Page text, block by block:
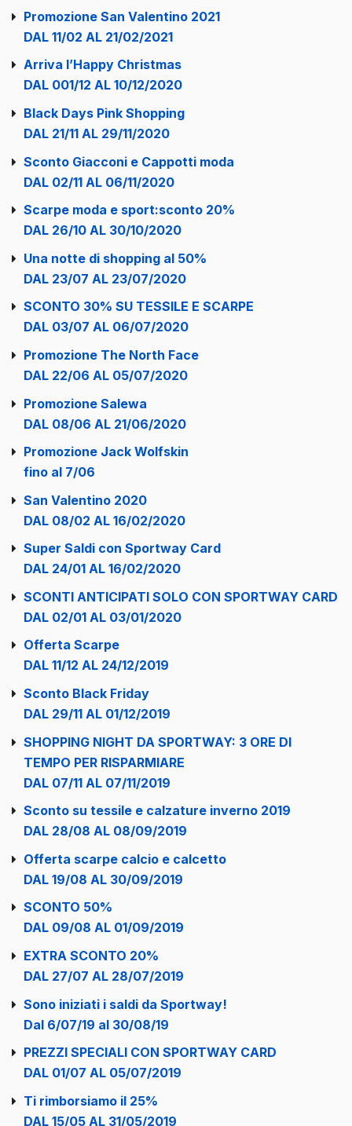
Promozione San Valentino 2021
DAL 11/02 AL 21/02/2021
Arriva l’Happy Christmas
DAL 001/12 AL 10/12/2020
Black Days Pink Shopping
DAL 21/11 AL 29/11/2020
Sconto Giacconi e Cappotti moda
DAL 02/11 AL 06/11/2020
Scarpe moda e sport:sconto 20%
DAL 26/10 AL 30/10/2020
Una notte di shopping al 50%
DAL 23/07 AL 23/07/2020
SCONTO 30% SU TESSILE E SCARPE
DAL 03/07 AL 06/07/2020
Promozione The North Face
DAL 22/06 AL 05/07/2020
Promozione Salewa
DAL 08/06 AL 21/06/2020
Promozione Jack Wolfskin
fino al 7/06
San Valentino 2020
DAL 08/02 AL 16/02/2020
Super Saldi con Sportway Card
DAL 24/01 AL 16/02/2020
SCONTI ANTICIPATI SOLO CON SPORTWAY CARD
DAL 02/01 AL 03/01/2020
Offerta Scarpe
DAL 11/12 AL 24/12/2019
Sconto Black Friday
DAL 29/11 AL 01/12/2019
SHOPPING NIGHT DA SPORTWAY: 3 ORE DI
TEMPO PER RISPARMIARE
DAL 07/11 AL 07/11/2019
Sconto su tessile e calzature inverno 2019
DAL 28/08 AL 08/09/2019
Offerta scarpe calcio e calcetto
DAL 19/08 AL 30/09/2019
SCONTO 50%
DAL 09/08 AL 01/09/2019
EXTRA SCONTO 20%
DAL 27/07 AL 28/07/2019
Sono iniziati i saldi da Sportway!
Dal 6/07/19 al 30/08/19
PREZZI SPECIALI CON SPORTWAY CARD
DAL 01/07 AL 05/07/2019
Ti rimborsiamo il 25%
DAL 15/05 AL 31/05/2019